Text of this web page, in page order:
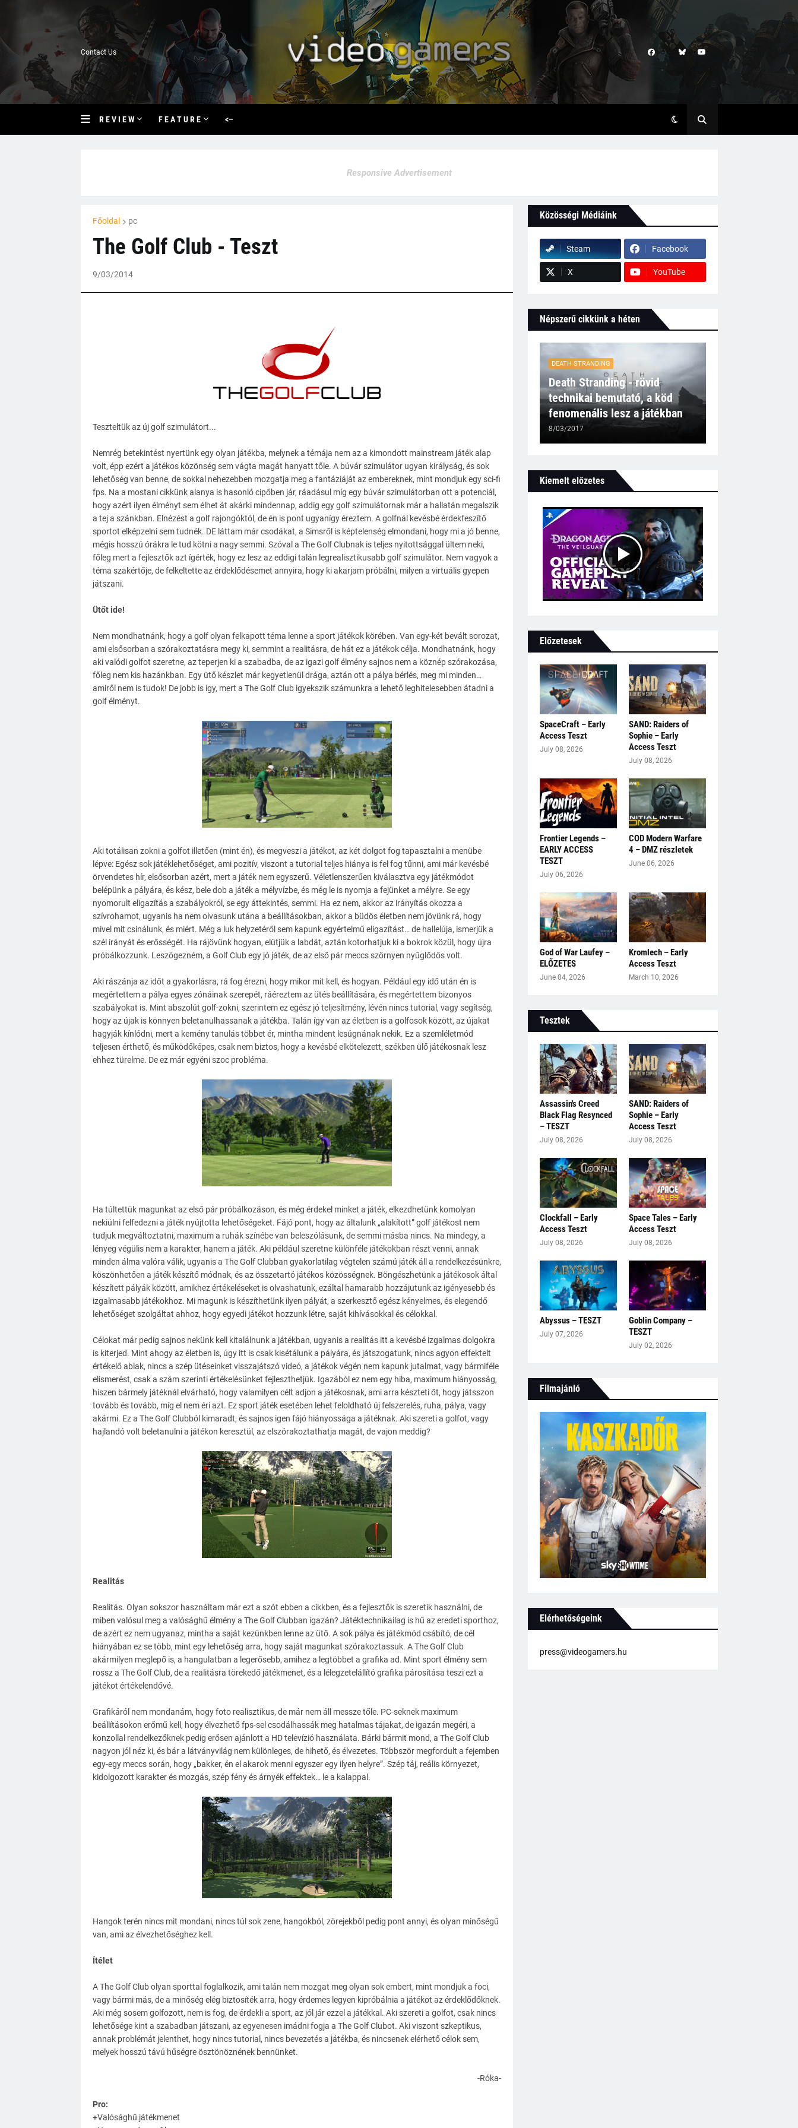
Contact Us
R E V I E W F E A T U R E <–
Responsive Advertisement
Főoldal pc
The Golf Club - Teszt
9/03/2014
Teszteltük az új golf szimulátort...
Nemrég betekintést nyertünk egy olyan játékba, melynek a témája nem az a kimondott mainstream játék alap
volt, épp ezért a játékos közönség sem vágta magát hanyatt tőle. A búvár szimulátor ugyan királyság, és sok
lehetőség van benne, de sokkal nehezebben mozgatja meg a fantáziáját az embereknek, mint mondjuk egy sci-fi
fps. Na a mostani cikkünk alanya is hasonló cipőben jár, ráadásul míg egy búvár szimulátorban ott a potenciál,
hogy azért ilyen élményt sem élhet át akárki mindennap, addig egy golf szimulátornak már a hallatán megalszik
a tej a szánkban. Elnézést a golf rajongóktól, de én is pont ugyanígy éreztem. A golfnál kevésbé érdekfeszítő
sportot elképzelni sem tudnék. DE láttam már csodákat, a Simsről is képtelenség elmondani, hogy mi a jó benne,
mégis hosszú órákra le tud kötni a nagy semmi. Szóval a The Golf Clubnak is teljes nyitottsággal ültem neki,
főleg mert a fejlesztők azt ígérték, hogy ez lesz az eddigi talán legrealisztikusabb golf szimulátor. Nem vagyok a
téma szakértője, de felkeltette az érdeklődésemet annyira, hogy ki akarjam próbálni, milyen a virtuális gyepen
játszani.
Ütőt ide!
Nem mondhatnánk, hogy a golf olyan felkapott téma lenne a sport játékok körében. Van egy-két bevált sorozat,
ami elsősorban a szórakoztatásra megy ki, semmint a realitásra, de hát ez a játékok célja. Mondhatnánk, hogy
aki valódi golfot szeretne, az teperjen ki a szabadba, de az igazi golf élmény sajnos nem a köznép szórakozása,
főleg nem kis hazánkban. Egy ütő készlet már kegyetlenül drága, aztán ott a pálya bérlés, meg mi minden…
amiről nem is tudok! De jobb is így, mert a The Golf Club igyekszik számunkra a lehető leghitelesebben átadni a
golf élményt.
Aki totálisan zokni a golfot illetően (mint én), és megveszi a játékot, az két dolgot fog tapasztalni a menübe
lépve: Egész sok játéklehetőséget, ami pozitív, viszont a tutorial teljes hiánya is fel fog tűnni, ami már kevésbé
örvendetes hír, elsősorban azért, mert a játék nem egyszerű. Véletlenszerűen kiválasztva egy játékmódot
belépünk a pályára, és kész, bele dob a játék a mélyvízbe, és még le is nyomja a fejünket a mélyre. Se egy
nyomorult eligazítás a szabályokról, se egy áttekintés, semmi. Ha ez nem, akkor az irányítás okozza a
szívrohamot, ugyanis ha nem olvasunk utána a beállításokban, akkor a büdös életben nem jövünk rá, hogy
mivel mit csinálunk, és miért. Még a luk helyzetéről sem kapunk egyértelmű eligazítást… de hallelúja, ismerjük a
szél irányát és erősségét. Ha rájövünk hogyan, elütjük a labdát, aztán kotorhatjuk ki a bokrok közül, hogy újra
próbálkozzunk. Leszögezném, a Golf Club egy jó játék, de az első pár meccs szörnyen nyűglődős volt.
Aki rászánja az időt a gyakorlásra, rá fog érezni, hogy mikor mit kell, és hogyan. Például egy idő után én is
megértettem a pálya egyes zónáinak szerepét, ráéreztem az ütés beállítására, és megértettem bizonyos
szabályokat is. Mint abszolút golf-zokni, szerintem ez egész jó teljesítmény, lévén nincs tutorial, vagy segítség,
hogy az újak is könnyen beletanulhassanak a játékba. Talán így van az életben is a golfosok között, az újakat
hagyják kínlódni, mert a kemény tanulás többet ér, mintha mindent lesúgnának nekik. Ez a szemléletmód
teljesen érthető, és működőképes, csak nem biztos, hogy a kevésbé elkötelezett, székben ülő játékosnak lesz
ehhez türelme. De ez már egyéni szoc probléma.
Ha túltettük magunkat az első pár próbálkozáson, és még érdekel minket a játék, elkezdhetünk komolyan
nekiülni felfedezni a játék nyújtotta lehetőségeket. Fájó pont, hogy az általunk „alakított” golf játékost nem
tudjuk megváltoztatni, maximum a ruhák színébe van beleszólásunk, de semmi másba nincs. Na mindegy, a
lényeg végülis nem a karakter, hanem a játék. Aki például szeretne különféle játékokban részt venni, annak
minden álma valóra válik, ugyanis a The Golf Clubban gyakorlatilag végtelen számú játék áll a rendelkezésünkre,
köszönhetően a játék készítő módnak, és az összetartó játékos közösségnek. Böngészhetünk a játékosok által
készített pályák között, amikhez értékeléseket is olvashatunk, ezáltal hamarabb hozzájutunk az igényesebb és
izgalmasabb játékokhoz. Mi magunk is készíthetünk ilyen pályát, a szerkesztő egész kényelmes, és elegendő
lehetőséget szolgáltat ahhoz, hogy egyedi játékot hozzunk létre, saját kihívásokkal és célokkal.
Célokat már pedig sajnos nekünk kell kitalálnunk a játékban, ugyanis a realitás itt a kevésbé izgalmas dolgokra
is kiterjed. Mint ahogy az életben is, úgy itt is csak kisétálunk a pályára, és játszogatunk, nincs agyon effektelt
értékelő ablak, nincs a szép ütéseinket visszajátszó videó, a játékok végén nem kapunk jutalmat, vagy bármiféle
elismerést, csak a szám szerinti értékelésünket fejleszthetjük. Igazából ez nem egy hiba, maximum hiányosság,
hiszen bármely játéknál elvárható, hogy valamilyen célt adjon a játékosnak, ami arra készteti őt, hogy játsszon
tovább és tovább, míg el nem éri azt. Ez sport játék esetében lehet feloldható új felszerelés, ruha, pálya, vagy
akármi. Ez a The Golf Clubból kimaradt, és sajnos igen fájó hiányossága a játéknak. Aki szereti a golfot, vagy
hajlandó volt beletanulni a játékon keresztül, az elszórakoztathatja magát, de vajon meddig?
Realitás
Realitás. Olyan sokszor használtam már ezt a szót ebben a cikkben, és a fejlesztők is szeretik használni, de
miben valósul meg a valósághű élmény a The Golf Clubban igazán? Játéktechnikailag is hű az eredeti sporthoz,
de azért ez nem ugyanaz, mintha a saját kezünkben lenne az ütő. A sok pálya és játékmód csábító, de cél
hiányában ez se több, mint egy lehetőség arra, hogy saját magunkat szórakoztassuk. A The Golf Club
akármilyen meglepő is, a hangulatban a legerősebb, amihez a legtöbbet a grafika ad. Mint sport élmény sem
rossz a The Golf Club, de a realitásra törekedő játékmenet, és a lélegzetelállító grafika párosítása teszi ezt a
játékot értékelendővé.
Grafikáról nem mondanám, hogy foto realisztikus, de már nem áll messze tőle. PC-seknek maximum
beállításokon erőmű kell, hogy élvezhető fps-sel csodálhassák meg hatalmas tájakat, de igazán megéri, a
konzollal rendelkezőknek pedig erősen ajánlott a HD televízió használata. Bárki bármit mond, a The Golf Club
nagyon jól néz ki, és bár a látványvilág nem különleges, de hihető, és élvezetes. Többször megfordult a fejemben
egy-egy meccs során, hogy „bakker, én el akarok menni egyszer egy ilyen helyre”. Szép táj, reális környezet,
kidolgozott karakter és mozgás, szép fény és árnyék effektek… le a kalappal.
Hangok terén nincs mit mondani, nincs túl sok zene, hangokból, zörejekből pedig pont annyi, és olyan minőségű
van, ami az élvezhetőséghez kell.
Ítélet
A The Golf Club olyan sporttal foglalkozik, ami talán nem mozgat meg olyan sok embert, mint mondjuk a foci,
vagy bármi más, de a minőség elég biztosíték arra, hogy érdemes legyen kipróbálnia a játékot az érdeklődőknek.
Aki még sosem golfozott, nem is fog, de érdekli a sport, az jól jár ezzel a játékkal. Aki szereti a golfot, csak nincs
lehetősége kint a szabadban játszani, az egyenesen imádni fogja a The Golf Clubot. Aki viszont szkeptikus,
annak problémát jelenthet, hogy nincs tutorial, nincs bevezetés a játékba, és nincsenek elérhető célok sem,
melyek hosszú távú hűségre ösztönöznének bennünket.
-Róka-
Pro:
+Valósághű játékmenet
Közösségi Médiáink
Steam Facebook
X YouTube
Népszerű cikkünk a héten
DEATH STRANDING
Death Stranding - rövid
technikai bemutató, a köd
fenomenális lesz a játékban
8/03/2017
Kiemelt előzetes
Előzetesek
SpaceCraft – Early
Access Teszt
July 08, 2026
SAND: Raiders of
Sophie – Early
Access Teszt
July 08, 2026
Frontier Legends –
EARLY ACCESS
TESZT
July 06, 2026
COD Modern Warfare
4 – DMZ részletek
June 06, 2026
God of War Laufey –
ELŐZETES
June 04, 2026
Kromlech – Early
Access Teszt
March 10, 2026
Tesztek
Assassin's Creed
Black Flag Resynced
– TESZT
July 08, 2026
SAND: Raiders of
Sophie – Early
Access Teszt
July 08, 2026
Clockfall – Early
Access Teszt
July 08, 2026
Space Tales – Early
Access Teszt
July 08, 2026
Abyssus – TESZT
July 07, 2026
Goblin Company –
TESZT
July 02, 2026
Filmajánló
Elérhetőségeink
press@videogamers.hu